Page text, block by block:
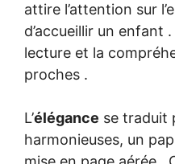
attire l’attention sur
d’accueillir un enfant
lecture et la
proches .
L’élégance se traduit
harmonieuses, un